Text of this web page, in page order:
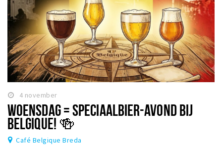
4 november
WOENSDAG = SPECIAALBIER-AVOND BIJ
BELGIQUE! 🍻
Café Belgique Breda